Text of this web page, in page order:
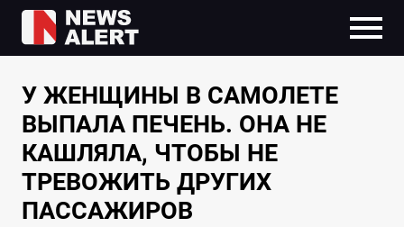
У ЖЕНЩИНЫ В САМОЛЕТЕ
ВЫПАЛА ПЕЧЕНЬ. ОНА НЕ
КАШЛЯЛА, ЧТОБЫ НЕ
ТРЕВОЖИТЬ ДРУГИХ
ПАССАЖИРОВ